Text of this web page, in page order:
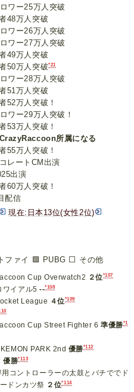
ワー25万人突破
48万人突破
ワー26万人突破
ワー27万人突破
49万人突破
50万人突破*21
ワー28万人突破
51万人突破
52万人突破！
ワー29万人突破！
53万人突破！
所属になる
55万人突破！
レートCM出演
出演
60万人突破！
配信
現在:日本13位(女性2位)
ファイ 🟩 PUBG ⬜ その他
Cup Overwatch2 ２位*107
ワイアル5--*108
League ４位*109
Cup Street Fighter 6準優勝*1
PARK 2nd 優勝*112
優勝*113
用コントローラーの太鼓とバチででド
ドンカツ祭 ２位*114